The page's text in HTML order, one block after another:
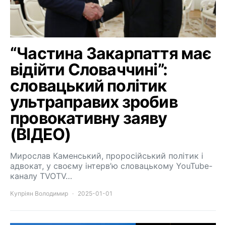
“Частина Закарпаття має
відійти Словаччині”:
словацький політик
ультраправих зробив
провокативну заяву
(ВІДЕО)
Мирослав Каменський, проросійський політик і
адвокат, у своєму інтерв’ю словацькому YouTube-
каналу TVOTV…
Купріян Володимир 2025-01-01